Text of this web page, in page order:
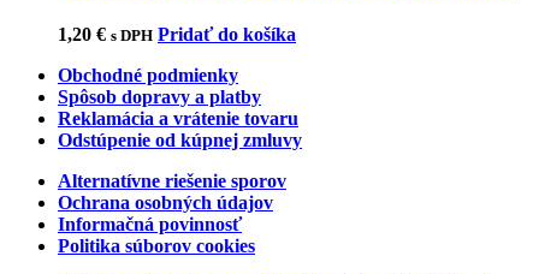
1,20 € s DPH Pridať do košíka
Obchodné podmienky
Spôsob dopravy a platby
Reklamácia a vrátenie tovaru
Odstúpenie od kúpnej zmluvy
Alternatívne riešenie sporov
Ochrana osobných údajov
Informačná povinnosť
Politika súborov cookies